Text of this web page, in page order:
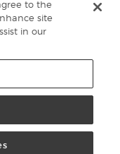
710032
to the
site
in our